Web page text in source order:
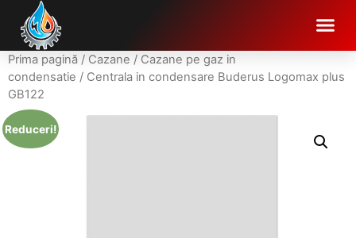
Prima pagină / Cazane / Cazane pe gaz in
condensatie / Centrala in condensare Buderus Logomax plus
GB122
Reduceri!